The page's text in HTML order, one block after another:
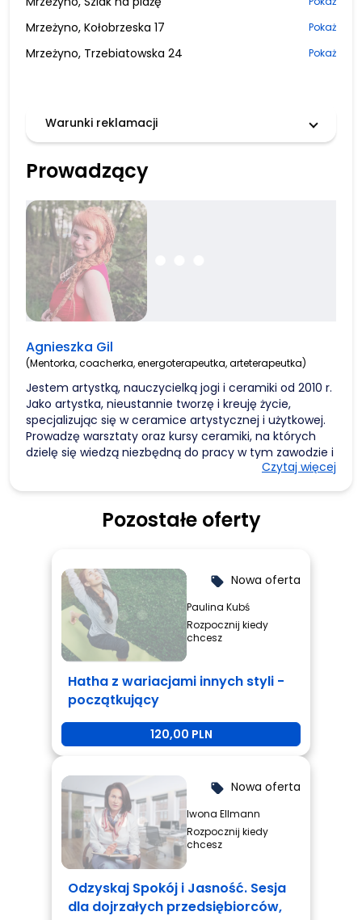
Mrzeżyno, Kołobrzeska 17 Pokaż
Mrzeżyno, Trzebiatowska 24 Pokaż
Warunki reklamacji
Prowadzący
Agnieszka Gil
(Mentorka, coacherka, energoterapeutka, arteterapeutka)
Jestem artystką, nauczycielką jogi i ceramiki od 2010 r.
Jako artystka, nieustannie tworzę i kreuję życie,
specjalizując się w ceramice artystycznej i użytkowej.
Prowadzę warsztaty oraz kursy ceramiki, na których
dzielę się wiedzą niezbędną do pracy w tym zawodzie i
do założenia własnej pracowni. Moim celem jest nie
pasji. Od 2010 roku jestem też energoterapeutką,
couchem i mentorką radości życia. Przez pracę z
działania prowadzę ludzi do radości życia w zdrowym i
pełnym energii ciele. W swojej pracy terapeutycznej
wykorzystuję Jogę, Reiki, Acces Bars, tradycyjne
Ho'opponopno, hipnoterapię, arteterapię,
energoterapię, masaż energetyczny, totalną biologię i
elementy metody ustawień systemowych,
mindfulness, EFT, TRE.
Czytaj więcej
Pozostałe oferty
local_offer Nowa oferta
Paulina Kubś
Rozpocznij kiedy
chcesz
Hatha z wariacjami innych styli -
początkujący
120,00 PLN
local_offer Nowa oferta
Iwona Ellmann
Rozpocznij kiedy
chcesz
Odzyskaj Spokój i Jasność. Sesja
dla dojrzałych przedsiębiorców,